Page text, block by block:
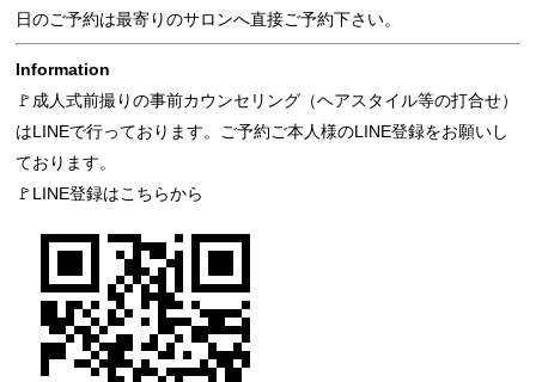
日のご予約は最寄りのサロンへ直接ご予約下さい。
Information
🚩成人式前撮りの事前カウンセリング（ヘアスタイル等の打合せ）
はLINEで行っております。ご予約ご本人様のLINE登録をお願いし
ております。
🚩LINE登録はこちらから